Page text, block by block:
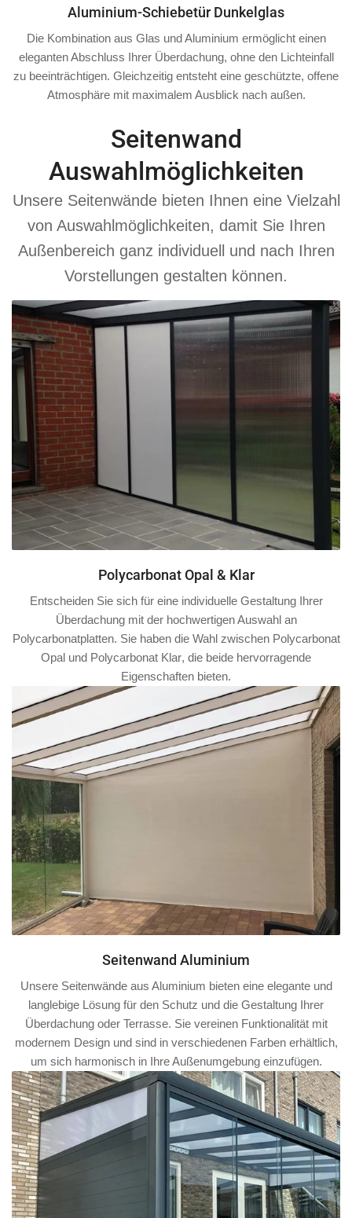
Aluminium-Schiebetür Dunkelglas
Die Kombination aus Glas und Aluminium ermöglicht einen
eleganten Abschluss Ihrer Überdachung, ohne den Lichteinfall
zu beeinträchtigen. Gleichzeitig entsteht eine geschützte, offene
Atmosphäre mit maximalem Ausblick nach außen.
Seitenwand
Auswahlmöglichkeiten
Unsere Seitenwände bieten Ihnen eine Vielzahl
von Auswahlmöglichkeiten, damit Sie Ihren
Außenbereich ganz individuell und nach Ihren
Vorstellungen gestalten können.
Polycarbonat Opal & Klar
Entscheiden Sie sich für eine individuelle Gestaltung Ihrer
Überdachung mit der hochwertigen Auswahl an
Polycarbonatplatten. Sie haben die Wahl zwischen Polycarbonat
Opal und Polycarbonat Klar, die beide hervorragende
Eigenschaften bieten.
Seitenwand Aluminium
Unsere Seitenwände aus Aluminium bieten eine elegante und
langlebige Lösung für den Schutz und die Gestaltung Ihrer
Überdachung oder Terrasse. Sie vereinen Funktionalität mit
modernem Design und sind in verschiedenen Farben erhältlich,
um sich harmonisch in Ihre Außenumgebung einzufügen.